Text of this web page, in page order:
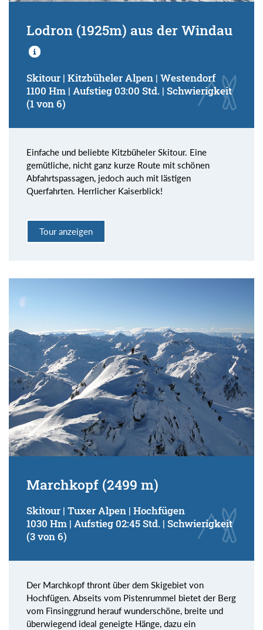
Lodron (1925m) aus der Windau
Skitour | Kitzbüheler Alpen | Westendorf
1100 Hm | Aufstieg 03:00 Std. | Schwierigkeit
(1 von 6)
Einfache und beliebte Kitzbüheler Skitour. Eine
gemütliche, nicht ganz kurze Route mit schönen
Abfahrtspassagen, jedoch auch mit lästigen
Querfahrten. Herrlicher Kaiserblick!
Tour anzeigen
Marchkopf (2499 m)
Skitour | Tuxer Alpen | Hochfügen
1030 Hm | Aufstieg 02:45 Std. | Schwierigkeit
(3 von 6)
Der Marchkopf thront über dem Skigebiet von
Hochfügen. Abseits vom Pistenrummel bietet der Berg
vom Finsinggrund herauf wunderschöne, breite und
überwiegend ideal geneigte Hänge, dazu ein